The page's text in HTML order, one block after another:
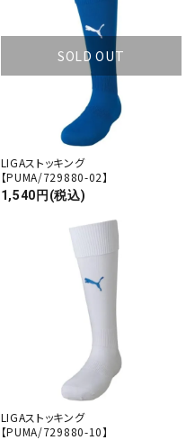
SOLD OUT
LIGAストッキング
【PUMA/729880-02】
1,540円(税込)
LIGAストッキング
【PUMA/729880-10】